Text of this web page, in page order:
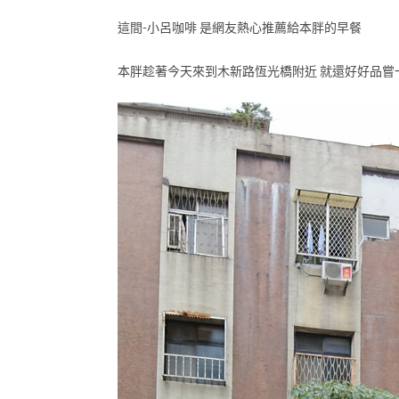
這間-小呂咖啡 是網友熱心推薦給本胖的早餐
本胖趁著今天來到木新路恆光橋附近 就還好好品嘗